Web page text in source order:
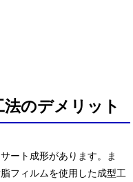
のデメリット
ート成形があります。ま
フィルムを使用した成型工